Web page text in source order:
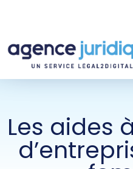
Les aides